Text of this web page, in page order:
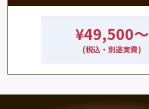
¥49,500〜
(税込・別途実費)